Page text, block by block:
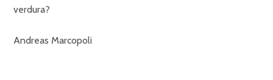
verdura?
Andreas Marcopoli